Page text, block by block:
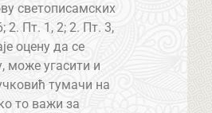
светописамских
2. Пт. 1, 2; 2. Пт. 3,
оцену да се
може угасити и
тумачи на
то важи за